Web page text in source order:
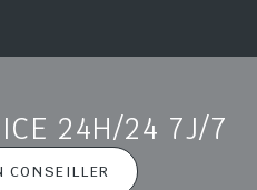
24H/24 7J/7
CONSEILLER